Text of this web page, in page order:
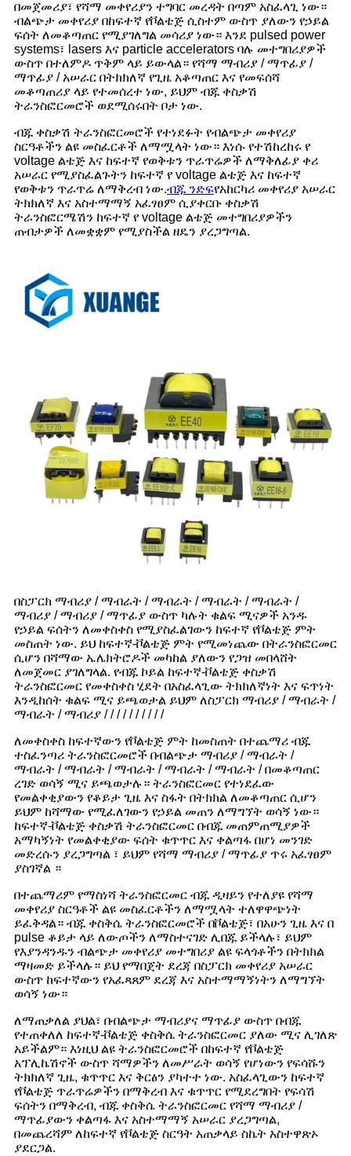
በመጀመሪያ፣ የሻማ መቀየሪያን ተግባር መረዳት በጣም አስፈላጊ ነው።
ብልጭታ መቀየሪያ በከፍተኛ የቮልቴጅ ሲስተም ውስጥ ያለውን የኃይል
ፍሰት ለመቆጣጠር የሚያገለግል መሳሪያ ነው። እንደ pulsed power
systems፣ lasers እና particle accelerators ባሉ መተግበሪያዎች
ውስጥ በተለምዶ ጥቅም ላይ ይውላል። የሻማ ማብሪያ / ማጥፊያ /
ማጥፊያ / አሠራር በትክክለኛ የጊዜ አቆጣጠር እና የመፍሰሻ
መቆጣጠሪያ ላይ የተመሰረተ ነው, ይህም ብጁ ቀስቃሽ
ትራንስፎርመሮች ወደሚሰሩበት ቦታ ነው.
ብጁ ቀስቃሽ ትራንስፎርመሮች የተነደፉት የብልጭታ መቀየሪያ
ስርዓቶችን ልዩ መስፈርቶች ለማሟላት ነው። እነሱ የተሽከረከሩ የ
voltage ልቴጅ እና ከፍተኛ የወቅቱን ጥራጥሬዎች ለማቅለፊያ ቀሪ
አሠራር የሚያስፈልጉትን ከፍተኛ የ voltage ልቴጅ እና ከፍተኛ
የወቅቱን ጥራጥሬ ለማቅረብ ነው.ብጁ ንድፍየአከርካሪ መቀየሪያ አሠራር
ትክክለኛ እና አስተማማኝ አፈፃፀም ሲያቀርቡ ቀስቃሽ
ትራንስፎርሜሽን ከፍተኛ የ voltage ልቴጅ መተግበሪያዎችን
ጠብታዎች ለመቋቋም የሚያስችል ዘዴን ያረጋግጣል.
በስፓርክ ማብሪያ / ማብራት / ማብራት / ማብራት / ማብራት /
ማብሪያ / ማብሪያ / ማጥፊያ ውስጥ ካሉት ቁልፍ ሚናዎች አንዱ
የኃይል ፍሰትን ለመቀስቀስ የሚያስፈልገውን ከፍተኛ የቮልቴጅ ምት
መስጠት ነው. ይህ ከፍተኛ-ቮልቴጅ ምት የሚመነጨው በትራንስፎርመር
ሲሆን በሻማው ኤሌክትሮዶች መካከል ያለውን የጋዝ መበላሸት
ለመጀመር ያገለግላል. የብጁ ኮይል ከፍተኛ-ቮልቴጅ ቀስቃሽ
ትራንስፎርመር የመቀስቀስ ሂደት በአስፈላጊው ትክክለኛነት እና ፍጥነት
እንዲከሰት ቁልፍ ሚና ይጫወታል ይህም ለስፓርክ ማብሪያ / ማብራት /
ማብራት / ማብሪያ / / / / / / / / / /
ለመቀስቀስ ከፍተኛውን የቮልቴጅ ምት ከመስጠት በተጨማሪ ብጁ
ተስፈንጣሪ ትራንስፎርመሮች በብልጭታ ማብሪያ / ማብራት /
ማብራት / ማብራት / ማብራት / ማብራት / ማብራት / በመቆጣጠር
ረገድ ወሳኝ ሚና ይጫወታሉ። ትራንስፎርመር የተነደፈው
የመልቀቂያውን የቆይታ ጊዜ እና ስፋት በትክክል ለመቆጣጠር ሲሆን
ይህም ከሻማው የሚፈለገውን የኃይል መጠን ለማግኘት ወሳኝ ነው።
ከፍተኛ-ቮልቴጅ ቀስቃሽ ትራንስፎርመር በብጁ መጠምጠሚያዎች
አማካኝነት የመልቀቂያው ፍሰት ቁጥጥር እና ቀልጣፋ በሆነ መንገድ
መድረሱን ያረጋግጣል ፣ ይህም የሻማ ማብሪያ / ማጥፊያ ጥሩ አፈፃፀም
ያስገኛል ።
በተጨማሪም የማስነሻ ትራንስፎርመር ብጁ ዲዛይን የተለያዩ የሻማ
መቀየሪያ ስርዓቶች ልዩ መስፈርቶችን ለማሟላት ተለዋዋጭነት
ይፈቅዳል። ብጁ ቀስቅሴ ትራንስፎርመሮች በቮልቴጅ፣ በአሁን ጊዜ እና በ
pulse ቆይታ ላይ ለውጦችን ለማስተናገድ ሊበጁ ይችላሉ፣ ይህም
የእያንዳንዱን ብልጭታ መቀየሪያ መተግበሪያ ልዩ ፍላጎቶችን በትክክል
ማዛመድ ይችላሉ። ይህ የማበጀት ደረጃ በስፓርክ መቀየሪያ አሠራር
ውስጥ ከፍተኛውን የአፈጻጸም ደረጃ እና አስተማማኝነትን ለማግኘት
ወሳኝ ነው።
ለማጠቃለል ያህል፣ በብልጭታ ማብሪያና ማጥፊያ ውስጥ በብጁ
የተጠቀለለ ከፍተኛ-ቮልቴጅ ቀስቅሴ ትራንስፎርመር ያለው ሚና ሊገለጽ
አይችልም። እነዚህ ልዩ ትራንስፎርመሮች በከፍተኛ የቮልቴጅ
አፕሊኬሽኖች ውስጥ ሻማዎችን ለመሥራት ወሳኝ የሆነውን የፍሳሹን
ትክክለኛ ጊዜ, ቁጥጥር እና ቅርፅን ያካተተ ነው. አስፈላጊውን ከፍተኛ
የቮልቴጅ ጥራጥሬዎችን በማቅረብ እና ቁጥጥር የሚደረግበት የፍሳሽ
ፍሰትን በማቅረብ, ብጁ ቀስቅሴ ትራንስፎርመር የሻማ ማብሪያ /
ማጥፊያውን ቀልጣፋ እና አስተማማኝ አሠራር ያረጋግጣል,
በመጨረሻም ለከፍተኛ የቮልቴጅ ስርዓት አጠቃላይ ስኬት አስተዋጽኦ
ያደርጋል.